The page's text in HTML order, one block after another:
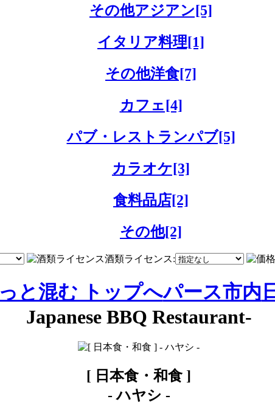
その他アジアン[5]
イタリア料理[1]
その他洋食[7]
カフェ[4]
パブ・レストランパブ[5]
カラオケ[3]
食料品店[2]
その他[2]
酒類ライセンス:
と混む トップへパース市内
Japanese BBQ Restaurant-
[ 日本食・和食 ]
-ハヤシ -